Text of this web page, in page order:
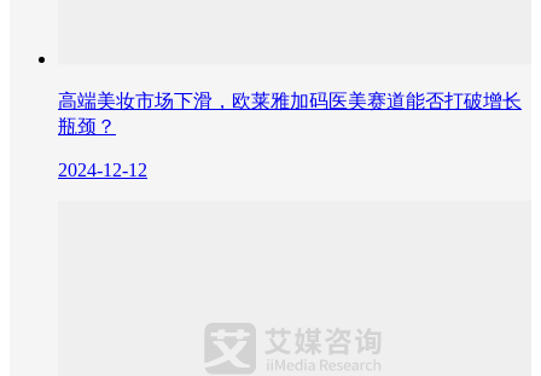
高端美妆市场下滑，欧莱雅加码医美赛道能否打破增长
瓶颈？
2024-12-12